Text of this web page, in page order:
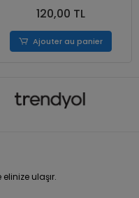
120,00 TL
Ajouter au panier
ulaşır.